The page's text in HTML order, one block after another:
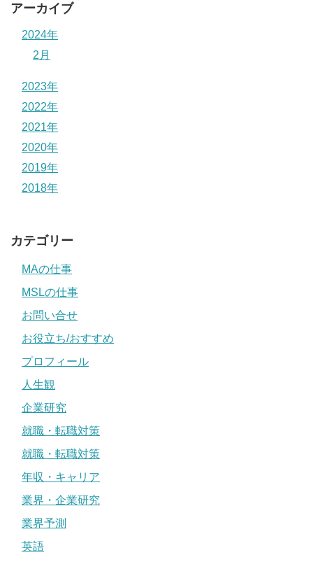
アーカイブ
2024年
2月
2023年
2022年
2021年
2020年
2019年
2018年
カテゴリー
MAの仕事
MSLの仕事
お問い合せ
お役立ち/おすすめ
プロフィール
人生観
企業研究
就職・転職対策
就職・転職対策
年収・キャリア
業界・企業研究
業界予測
英語